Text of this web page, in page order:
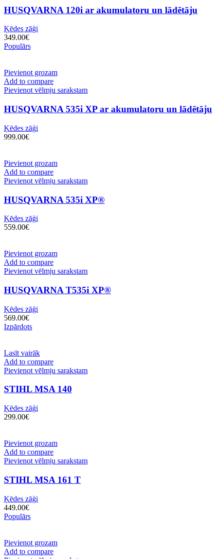
HUSQVARNA 120i ar akumulatoru un lādētāju
Ķēdes zāģi
349.00€
Populārs
Pievienot grozam
Add to compare
Pievienot vēlmju sarakstam
HUSQVARNA 535i XP ar akumulatoru un lādētāju
Ķēdes zāģi
999.00€
Pievienot grozam
Add to compare
Pievienot vēlmju sarakstam
HUSQVARNA 535i XP®
Ķēdes zāģi
559.00€
Pievienot grozam
Add to compare
Pievienot vēlmju sarakstam
HUSQVARNA T535i XP®
Ķēdes zāģi
569.00€
Izpārdots
Lasīt vairāk
Add to compare
Pievienot vēlmju sarakstam
STIHL MSA 140
Ķēdes zāģi
299.00€
Pievienot grozam
Add to compare
Pievienot vēlmju sarakstam
STIHL MSA 161 T
Ķēdes zāģi
449.00€
Populārs
Pievienot grozam
Add to compare